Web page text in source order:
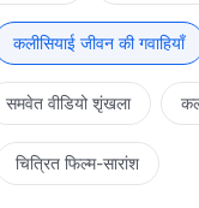
कलीसियाई जीवन की गवाहियाँ
समवेत वीडियो शृंखला
चित्रित फिल्म-सारांश